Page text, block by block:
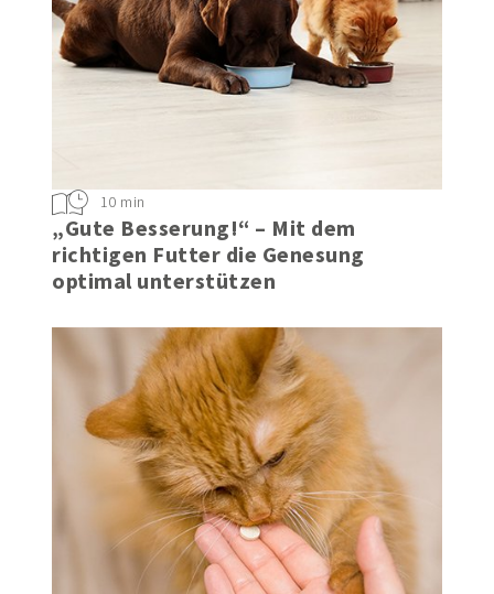
„Gute Besserung!“ – Mit dem
richtigen Futter die Genesung
optimal unterstützen
10 min